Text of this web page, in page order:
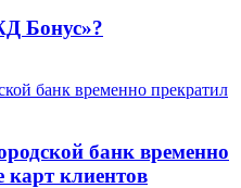
Бонус»?
банк временно
карт клиентов